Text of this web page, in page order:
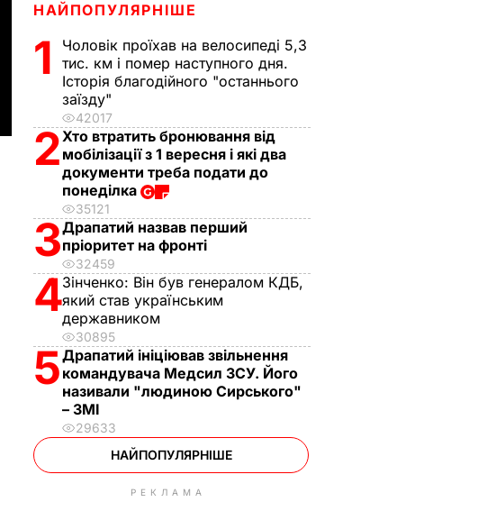
НАЙПОПУЛЯРНІШЕ
1
Чоловік проїхав на велосипеді 5,3
тис. км і помер наступного дня.
Історія благодійного "останнього
заїзду"
42017
2Хто втратить бронювання від
мобілізації з 1 вересня і які два
документи треба подати до
понеділка
35121
3Драпатий назвав перший
пріоритет на фронті
32459
4Зінченко: Він був генералом КДБ,
який став українським
державником
30895
5Драпатий ініціював звільнення
командувача Медсил ЗСУ. Його
називали "людиною Сирського"
– ЗМІ
29633
НАЙПОПУЛЯРНІШЕ
РЕКЛАМА